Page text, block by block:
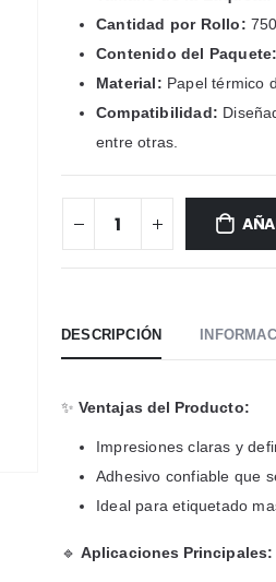
Cantidad por Rollo:
Contenido del Paquete:
Material: Papel térmico
Compatibilidad:
entre otras.
DESCRIPCIÓN
✨Ventajas del Producto:
Impresiones claras y
Adhesivo confiable que
Ideal para etiquetado
🔹Aplicaciones Principales: